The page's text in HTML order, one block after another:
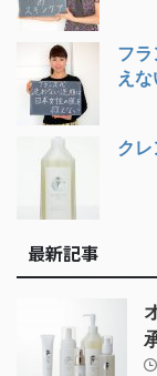
フ
え
クレ
最新記事